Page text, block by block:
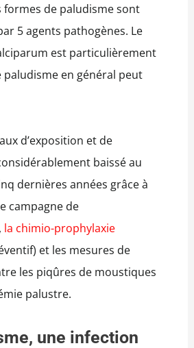
formes de paludisme sont
5 agents pathogènes. Le
est particulièrement
paludisme en général peut
d’exposition et de
baissé au
dernières années grâce à
campagne de
la chimio-prophylaxie
et les mesures de
les piqûres de moustiques
palustre.
une infection